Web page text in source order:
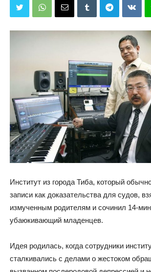
Институт из города Тиба, который
записи как доказательства для судов,
измученным родителям и сочинил 14-
убаюкивающий младенцев.
Идея родилась, когда сотрудники
сталкивались с делами о жестоком